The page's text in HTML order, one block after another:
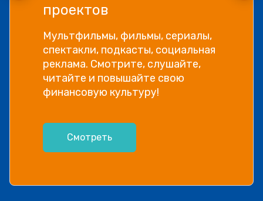
проектов
Мультфильмы, фильмы, сериалы,
спектакли, подкасты, социальная
реклама. Смотрите, слушайте,
читайте и повышайте свою
финансовую культуру!
Смотреть